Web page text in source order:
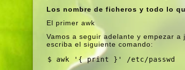
Los nombre de ficheros y todo lo
El primer awk
Vamos a seguir adelante y empezar
escriba el siguiente comando:
$ awk '{ print }' /etc/passwd